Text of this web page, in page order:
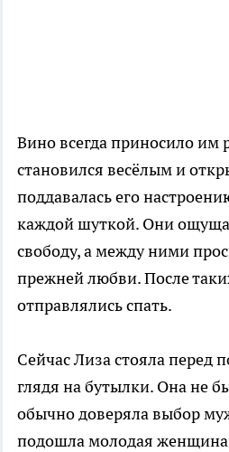
Вино всегда приносило им
становился весёлым и
поддавалась его
каждой шуткой. Они
свободу, а между ними
прежней любви. После
отправлялись спать.
Сейчас Лиза стояла перед
глядя на бутылки. Она не
обычно доверяла выбор
подошла молодая